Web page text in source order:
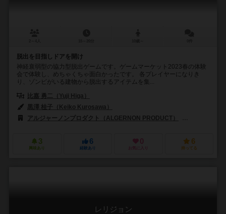
脱出を目指しドアを開け
神経衰弱型の協力型脱出ゲームです。ゲームマーケット2023春の体験
会で体験し、めちゃくちゃ面白かったです。 各プレイヤーになりき
り、ゾンビがいる建物から脱出するアイテムを集...
比嘉 勇二（Yuji Higa）
黒澤 桂子（Keiko Kurosawa）
アルジャーノンプロダクト（ALGERNON PRODUCT）
3
興味あり
6
経験あり
0
お気に入り
6
持ってる
レリジョン